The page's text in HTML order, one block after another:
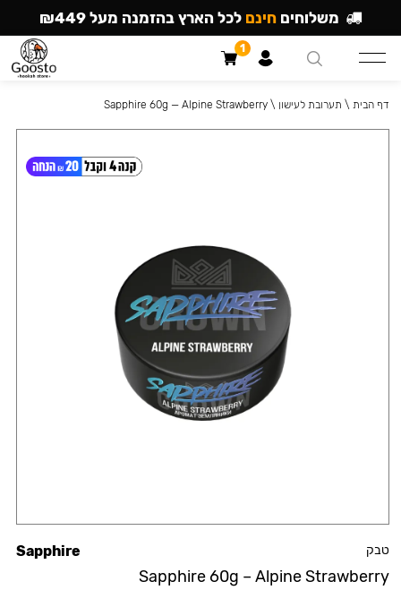
טבק
Sapphire 60g – Alpine Strawberry
Sapphire
דף הבית \ תערובת לעישון \
Sapphire 60g — Alpine Strawberry
משלוחים חינם לכל הארץ בהזמנה מעל ₪449
1